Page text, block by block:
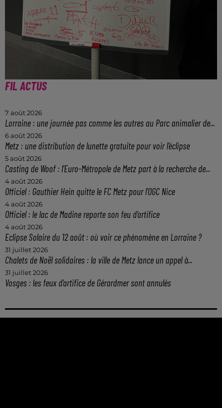
FIL ACTUS
7 août 2026
Lorraine : une journée pas comme les autres au Parc animalier de...
6 août 2026
Metz : une distribution de lunette gratuite pour voir l’éclipse
5 août 2026
Casting de Woof : l'Euro-Métropole de Metz part à la recherche de...
4 août 2026
Officiel : Gauthier Hein quitte le FC Metz pour l'OGC Nice
4 août 2026
Officiel : le lac de Madine reporte son feu d’artifice
4 août 2026
Eclipse Solaire du 12 août : où voir ce phénomène en Lorraine ?
31 juillet 2026
Chalets de Noël solidaires : la ville de Metz lance un appel à...
31 juillet 2026
Vosges : les feux d’artifice de Gérardmer sont annulés